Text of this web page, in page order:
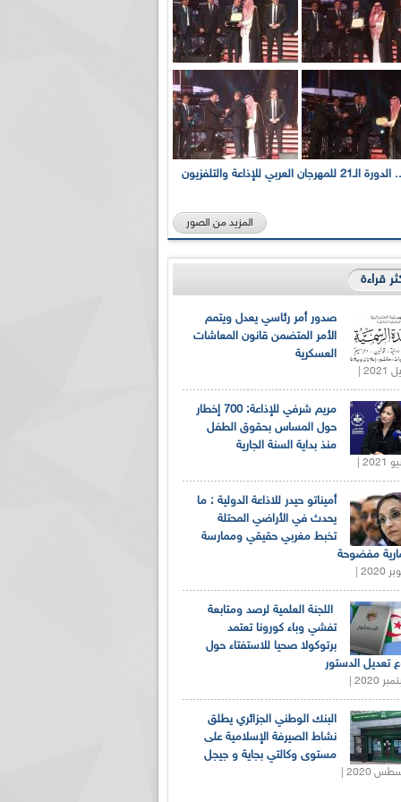
بالصور... الدورة الـ21 للمهرجان العربي للإذاعة والتلفزيون
المزيد من الصور
قراءة
صدور أمر رئاسي يعدل ويتمم
الأمر المتضمن قانون المعاشات
العسكرية
مريم شرفي للإذاعة: 700 إخطار
حول المساس بحقوق الطفل
منذ بداية السنة الجارية
أميناتو حيدر للاذاعة الدولية : ما
يحدث في الأراضي المحتلة
تخبط مغربي حقيقي وممارسة
مفضوحة
اللجنة العلمية لرصد ومتابعة
تفشي وباء كورونا تعتمد
برتوكولا صحيا للاستفتاء حول
تعديل الدستور
البنك الوطني الجزائري يطلق
نشاط الصيرفة الإسلامية على
مستوى وكالتي بجاية و جيجل